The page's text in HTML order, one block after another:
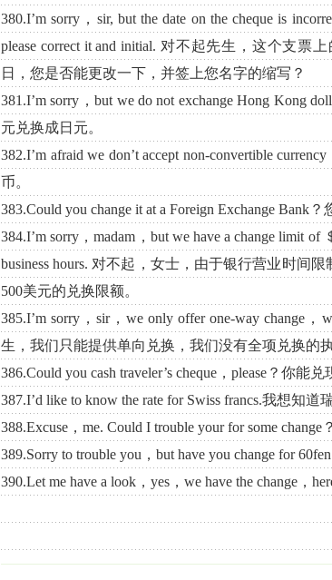
380.I’m sorry，sir, but the date on the cheque is
please correct it and initial. 对不起先生，这个支票
日，您是否能更改一下，并签上您名字的缩写？
381.I’m sorry，but we do not exchange Hong Kong
元兑换成日元。
382.I’m afraid we don’t accept non-convertible
币。
383.Could you change it at a Foreign Exchange Bank
384.I’m sorry，madam，but we have a change limit of
business hours. 对不起，女士，由于银行营业时间
500美元的兑换限额。
385.I’m sorry，sir，we only offer one-way change，
生，我们只能提供单向兑换，我们没有全项兑换的执
386.Could you cash traveler’s cheque，please？你能
387.I’d like to know the rate for Swiss francs.我想知道
388.Excuse，me. Could I trouble your for some
389.Sorry to trouble you，but have you change for
390.Let me have a look，yes，we have the change，